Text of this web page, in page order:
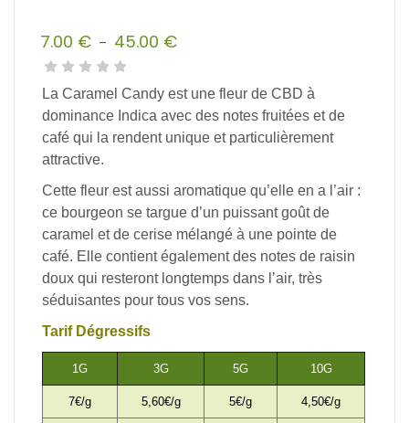
7.00 € – 45.00 €
Plage
de
prix :
7.00 €
La Caramel Candy est une fleur de CBD à
dominance Indica avec des notes fruitées et de
café qui la rendent unique et particulièrement
attractive.
Cette fleur est aussi aromatique qu’elle en a l’air :
ce bourgeon se targue d’un puissant goût de
caramel et de cerise mélangé à une pointe de
café. Elle contient également des notes de raisin
doux qui resteront longtemps dans l’air, très
séduisantes pour tous vos sens.
Tarif Dégressifs
1G 3G 5G 10G
7€/g 5,60€/g 5€/g 4,50€/g